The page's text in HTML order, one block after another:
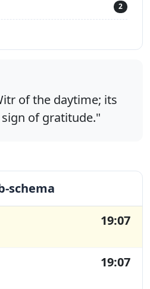
2
of the daytime; its
of gratitude."
schema
19:07
19:07